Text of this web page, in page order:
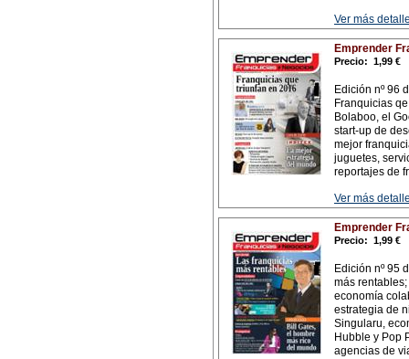
Ver más
Emprender
Precio: 1,99 €
Edición nº 96
Franquicias
Bolaboo, el
start-up de
mejor
juguetes,
reportajes de
Ver más
Emprender
Precio: 1,99 €
Edición nº 95
más
economía
estrategia de
Singularu,
Hubble y Pop
agencias de